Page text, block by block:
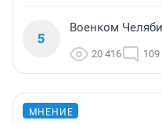
5
Военком
20 416 109
МНЕНИЕ